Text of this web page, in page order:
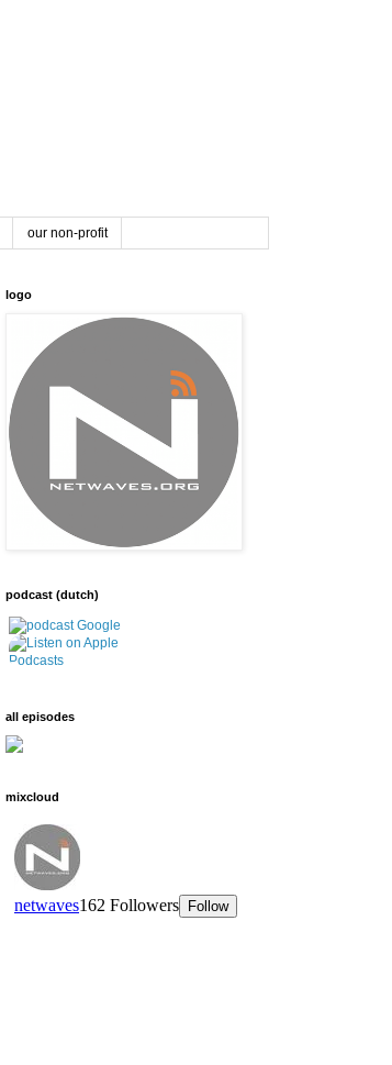
our non-profit
logo
podcast (dutch)
all episodes
mixcloud